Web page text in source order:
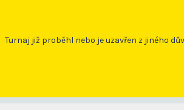
Turnaj již proběhl nebo je uzavřen z jiného